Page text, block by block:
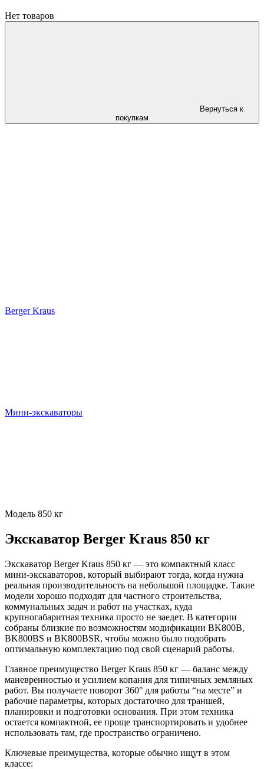
Нет товаров
Вернуться к
покупкам
Berger Kraus
Мини-экскаваторы
Модель 850 кг
Экскаватор Berger Kraus 850 кг
Экскаватор Berger Kraus 850 кг — это компактный класс
мини-экскаваторов, который выбирают тогда, когда нужна
реальная производительность на небольшой площадке. Такие
модели хорошо подходят для частного строительства,
коммунальных задач и работ на участках, куда
крупногабаритная техника просто не заедет. В категории
собраны близкие по возможностям модификации BK800B,
BK800BS и BK800BSR, чтобы можно было подобрать
оптимальную комплектацию под свой сценарий работы.
Главное преимущество Berger Kraus 850 кг — баланс между
маневренностью и усилием копания для типичных земляных
работ. Вы получаете поворот 360° для работы “на месте” и
рабочие параметры, которых достаточно для траншей,
планировки и подготовки основания. При этом техника
остается компактной, ее проще транспортировать и удобнее
использовать там, где пространство ограничено.
Ключевые преимущества, которые обычно ищут в этом
классе: